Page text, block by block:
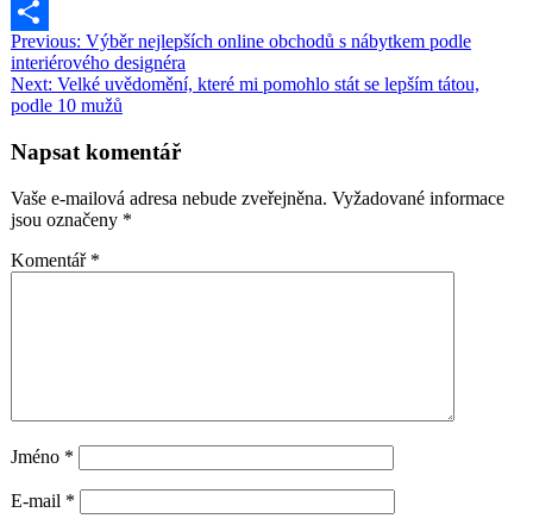
Link
LinkedIn
Share
Navigace
pro
příspěvek
Previous: Výběr nejlepších online obchodů s nábytkem podle
interiérového designéra
Next: Velké uvědomění, které mi pomohlo stát se lepším tátou,
podle 10 mužů
Napsat komentář
Vaše e-mailová adresa nebude zveřejněna. Vyžadované informace
jsou označeny *
Komentář *
Jméno *
E-mail *